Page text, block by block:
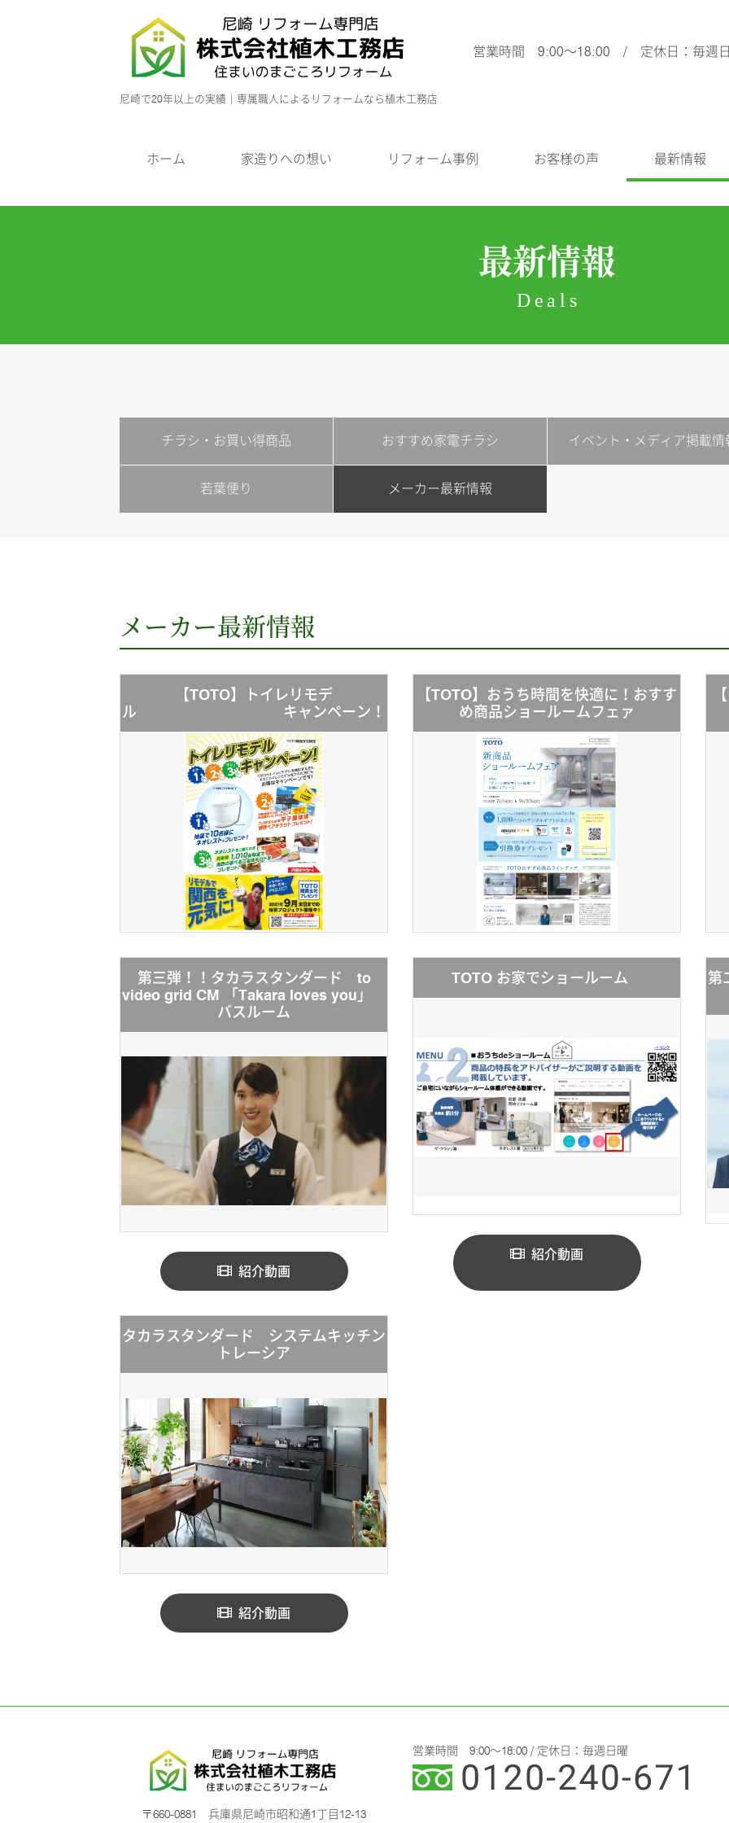
尼崎で20年以上の実績｜専属職人によるリフォームなら植木工務店
営業時間 9:00～18:00 / 定休日：毎週
ホーム 家造りへの想い リフォーム事例 お客様の声 最新情報
最新情報
Deals
チラシ・お買い得商品 おすすめ家電チラシ イベント・メディア掲載情
若葉便り メーカー最新情報
メーカー最新情報
【TOTO】トイレリモデ
ル キャンペーン！
【TOTO】おうち時間を快適に！おすす
め商品ショールームフェァ
第三弾！！タカラスタンダード to
video grid CM 「Takara loves you」
バスルーム
紹介動画
TOTO お家でショールーム
紹介動画
タカラスタンダード システムキッチン
トレーシア
紹介動画
〒660-0881 兵庫県尼崎市昭和通1丁目12-13
営業時間 9:00～18:00 / 定休日：毎週日曜